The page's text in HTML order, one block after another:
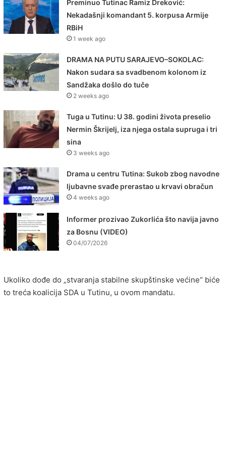
Preminuo Tutinac Ramiz Dreković:
Nekadašnji komandant 5. korpusa Armije
RBiH
1 week ago
DRAMA NA PUTU SARAJEVO–SOKOLAC:
Nakon sudara sa svadbenom kolonom iz
Sandžaka došlo do tuče
2 weeks ago
Tuga u Tutinu: U 38. godini života preselio
Nermin Škrijelj, iza njega ostala supruga i tri
sina
3 weeks ago
Drama u centru Tutina: Sukob zbog navodne
ljubavne svađe prerastao u krvavi obračun
4 weeks ago
Informer prozivao Zukorlića što navija javno
za Bosnu (VIDEO)
04/07/2026
Ukoliko dođe do „stvaranja stabilne skupštinske većine“ biće
to treća koalicija SDA u Tutinu, u ovom mandatu.